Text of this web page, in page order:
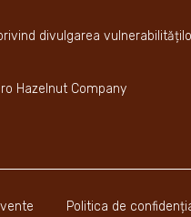
Politica de
divulgarea
Hazelnut Company